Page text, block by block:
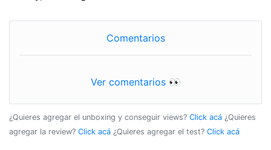
Comentarios
Ver comentarios 👀
¿Quieres agregar el unboxing y conseguir views? Click acá ¿Quieres
agregar la review? Click acá ¿Quieres agregar el test? Click acá